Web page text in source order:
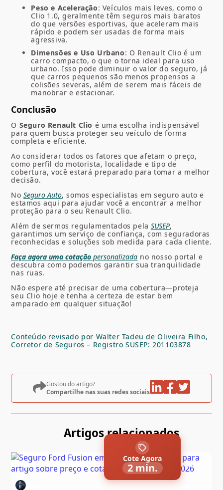
Cote Agora
2 min.
Peso e Aceleração: Veículos mais leves, como o
Clio 1.0, geralmente têm seguros mais baratos
do que versões esportivas, que aceleram mais
rápido e podem ser usadas de forma mais
agressiva.
Dimensões e Uso Urbano: O Renault Clio é um
carro compacto, o que o torna ideal para uso
urbano. Isso pode diminuir o valor do seguro, já
que carros pequenos são menos propensos a
colisões severas, além de serem mais fáceis de
manobrar e estacionar.
Conclusão
O Seguro Renault Clio é uma escolha indispensável
para quem busca proteger seu veículo de forma
completa e eficiente.
Ao considerar todos os fatores que afetam o preço,
como perfil do motorista, localidade e tipo de
cobertura, você estará preparado para tomar a melhor
decisão.
NoSeguro Auto, somos especialistas em seguro auto e
estamos aqui para ajudar você a encontrar a melhor
proteção para o seu Renault Clio.
Além de sermos regulamentados pelaSUSEP,
garantimos um serviço de confiança, com seguradoras
reconhecidas e soluções sob medida para cada cliente.
Faça agora uma cotação personalizada no nosso portal e
descubra como podemos garantir sua tranquilidade
nas ruas.
Não espere até precisar de uma cobertura—proteja
seu Clio hoje e tenha a certeza de estar bem
amparado em qualquer situação!
Conteúdo revisado por Walter Tadeu de Oliveira Filho,
Corretor de Seguros – Registro SUSEP: 201103878
Gostou do artigo?
Compartilhe nas suas redes sociais
Artigos relacionados
Seguro do Fusion: quanto custa e como contratar
em 2026